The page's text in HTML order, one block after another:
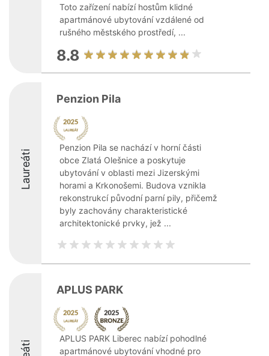
Toto zařízení nabízí hostům klidné
apartmánové ubytování vzdálené od
rušného městského prostředí, ...
8.8
Laureáti
Penzion Pila
Penzion Pila se nachází v horní části
obce Zlatá Olešnice a poskytuje
ubytování v oblasti mezi Jizerskými
horami a Krkonošemi. Budova vznikla
rekonstrukcí původní parní pily, přičemž
byly zachovány charakteristické
architektonické prvky, jež ...
APLUS PARK
APLUS PARK Liberec nabízí pohodlné
apartmánové ubytování vhodné pro